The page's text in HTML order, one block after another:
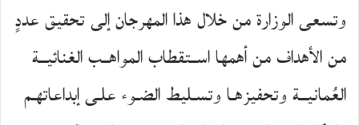
وتسعى الوزارة من خلال هذا المهرجان إلى تحقيق عددٍ
من الأهداف من أهمها اســتقطاب المواهــب الغنائيــة
العُمانيــة وتحفيزهـا وتسـليط الضـوء علـى إبداعاتهـم